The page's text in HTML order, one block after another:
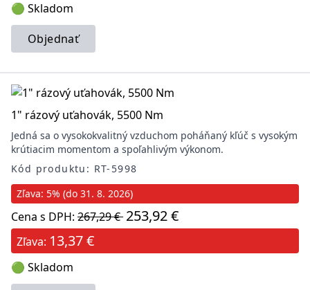
🟢 Skladom
Objednať
1" rázový uťahovák, 5500 Nm
Jedná sa o vysokokvalitný vzduchom poháňaný kľúč s vysokým
krútiacim momentom a spoľahlivým výkonom.
Kód produktu: RT-5998
Zľava: 5% (do 31. 8. 2026)
Cena s DPH: 267,29 € 253,92 €
Zľava: 13,37 €
🟢 Skladom